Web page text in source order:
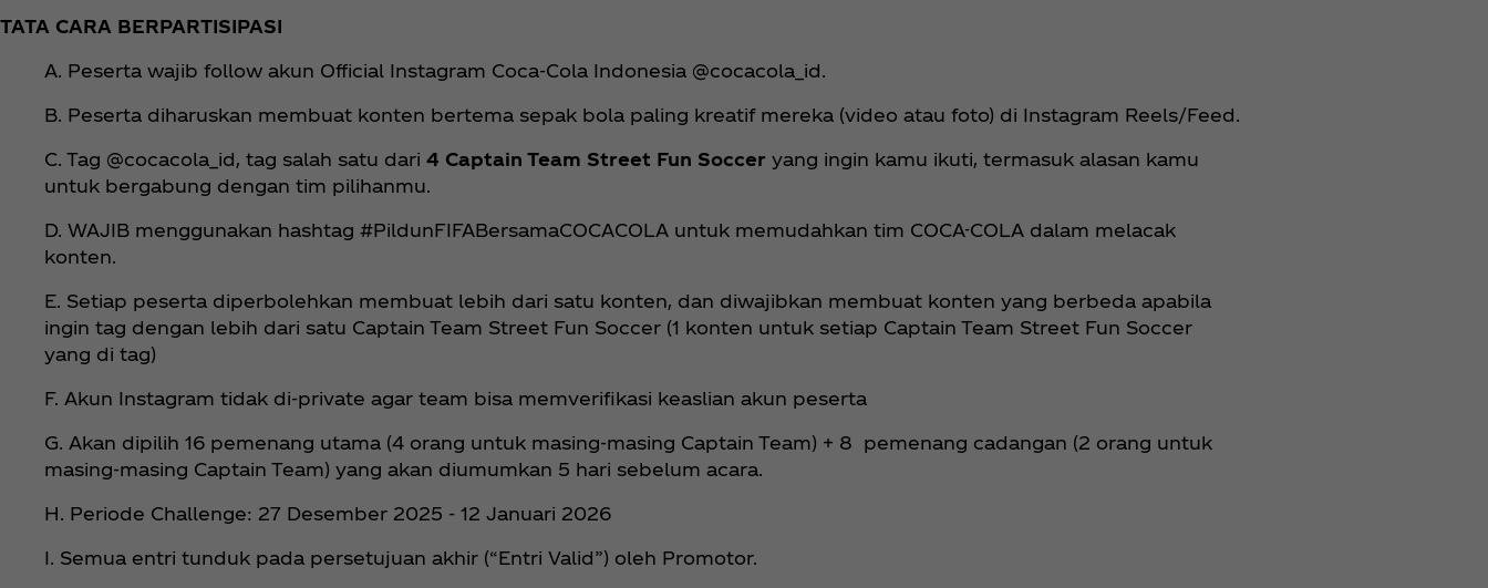
TATA CARA BERPARTISIPASI
A. Peserta wajib follow akun Official Instagram Coca‑Cola Indonesia @cocacola_id.
B. Peserta diharuskan membuat konten bertema sepak bola paling kreatif mereka (video atau foto) di Instagram Reels/Feed.
C. Tag @cocacola_id, tag salah satu dari 4 Captain Team Street Fun Soccer yang ingin kamu ikuti, termasuk alasan kamu
untuk bergabung dengan tim pilihanmu.
D. WAJIB menggunakan hashtag #PildunFIFABersamaCOCACOLA untuk memudahkan tim COCA-COLA dalam melacak
konten.
E. Setiap peserta diperbolehkan membuat lebih dari satu konten, dan diwajibkan membuat konten yang berbeda apabila
ingin tag dengan lebih dari satu Captain Team Street Fun Soccer (1 konten untuk setiap Captain Team Street Fun Soccer
yang di tag)
F. Akun Instagram tidak di-private agar team bisa memverifikasi keaslian akun peserta
G. Akan dipilih 16 pemenang utama (4 orang untuk masing-masing Captain Team) + 8 pemenang cadangan (2 orang untuk
masing-masing Captain Team) yang akan diumumkan 5 hari sebelum acara.
H. Periode Challenge: 27 Desember 2025 - 12 Januari 2026
I. Semua entri tunduk pada persetujuan akhir (“Entri Valid”) oleh Promotor.